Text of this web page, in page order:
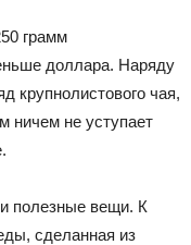
грамм
доллара. Наряду
крупнолистового чая,
ничем не уступает
полезные вещи. К
сделанная из